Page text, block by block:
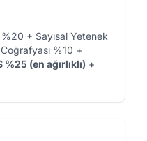
%20 + Sayısal Yetenek
%10 +
(en ağırlıklı) +